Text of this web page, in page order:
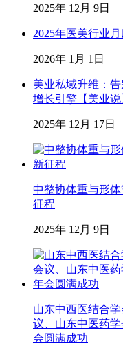
2025年 12月 9日
2025年医美行业
2026年 1月 1日
美业私域升维：
增长引擎【美业说
2025年 12月 17日
中整协体重与形
征程
2025年 12月 9日
山东中西医结合
议、山东中医药
会圆满成功